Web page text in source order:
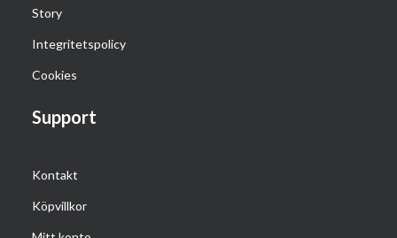
Story
Integritetspolicy
Cookies
Support
Kontakt
Köpvillkor